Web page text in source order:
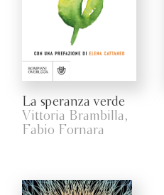
La speranza verde
Vittoria Brambilla,
Fabio Fornara